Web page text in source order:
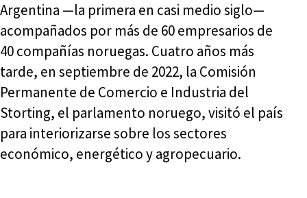
Argentina —la primera en casi medio siglo—
acompañados por más de 60 empresarios de
40 compañías noruegas. Cuatro años más
tarde, en septiembre de 2022, la Comisión
Permanente de Comercio e Industria del
Storting, el parlamento noruego, visitó el país
para interiorizarse sobre los sectores
económico, energético y agropecuario.